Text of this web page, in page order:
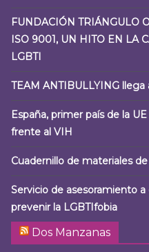
FUNDACIÓN TRIÁNGULO
ISO 9001, UN HITO EN LA
LGBTI
TEAM ANTIBULLYING llega
España, primer país de la
frente al VIH
Cuadernillo de materiales
Servicio de asesoramiento
prevenir la LGBTIfobia
Dos Manzanas